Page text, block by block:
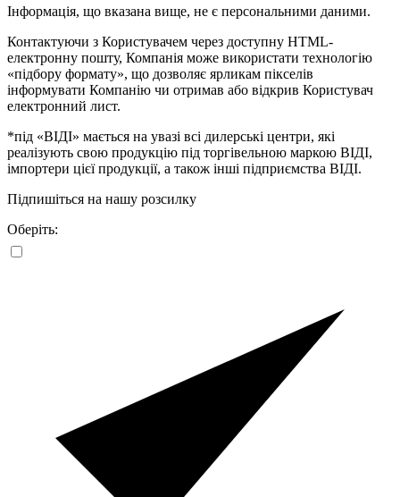
Інформація, що вказана вище, не є персональними даними.
Контактуючи з Користувачем через доступну HTML-
електронну пошту, Компанія може використати технологію
«підбору формату», що дозволяє ярликам пікселів
інформувати Компанію чи отримав або відкрив Користувач
електронний лист.
*під «ВІДІ» мається на увазі всі дилерські центри, які
реалізують свою продукцію під торгівельною маркою ВІДІ,
імпортери цієї продукції, а також інші підприємства ВІДІ.
Підпишіться на нашу розсилку
Оберіть: